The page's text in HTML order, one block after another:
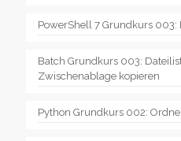
PowerShell 7 Grundkurs 003:
Batch Grundkurs 003:
Zwischenablage kopieren
Python Grundkurs 002: